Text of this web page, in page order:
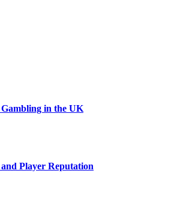
in the UK
Player Reputation